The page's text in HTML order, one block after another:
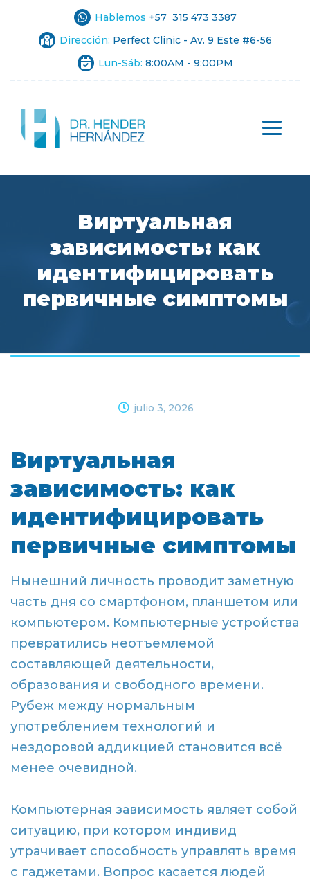
Hablemos +57 315 473 3387
Dirección: Perfect Clinic - Av. 9 Este #6-56
Lun-Sáb: 8:00AM - 9:00PM
Виртуальная
зависимость: как
идентифицировать
первичные симптомы
julio 3, 2026
Виртуальная
зависимость: как
идентифицировать
первичные симптомы
Нынешний личность проводит заметную
часть дня со смартфоном, планшетом или
компьютером. Компьютерные устройства
превратились неотъемлемой
составляющей деятельности,
образования и свободного времени.
Рубеж между нормальным
употреблением технологий и
нездоровой аддикцией становится всё
менее очевидной.
Компьютерная зависимость являет собой
ситуацию, при котором индивид
утрачивает способность управлять время
с гаджетами. Вопрос касается людей